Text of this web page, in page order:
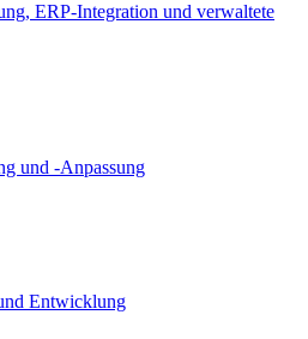
ERP-Integration und verwaltete
und -Anpassung
Entwicklung